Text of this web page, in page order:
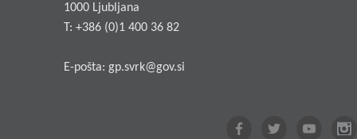
1000 Ljubljana
T: +386 (0)1 400 36 82
E-pošta: gp.svrk@gov.si